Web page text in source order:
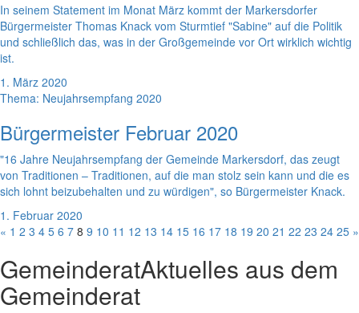
In seinem Statement im Monat März kommt der Markersdorfer
Bürgermeister Thomas Knack vom Sturmtief "Sabine" auf die Politik
und schließlich das, was in der Großgemeinde vor Ort wirklich wichtig
ist.
1. März 2020
Thema: Neujahrsempfang 2020
Bürgermeister Februar 2020
"16 Jahre Neujahrsempfang der Gemeinde Markersdorf, das zeugt
von Traditionen – Traditionen, auf die man stolz sein kann und die es
sich lohnt beizubehalten und zu würdigen", so Bürgermeister Knack.
1. Februar 2020
« 1 2 3 4 5 6 7 8 9 10 11 12 13 14 15 16 17 18 19 20 21 22 23 24 25 »
GemeinderatAktuelles aus dem
Gemeinderat